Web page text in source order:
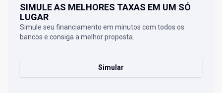
SIMULE AS MELHORES TAXAS EM UM SÓ
LUGAR
Simule seu financiamento em minutos com todos os
bancos e consiga a melhor proposta.
Simular